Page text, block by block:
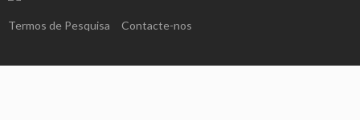
Termos de Pesquisa Contacte-nos